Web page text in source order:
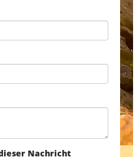
Nachricht